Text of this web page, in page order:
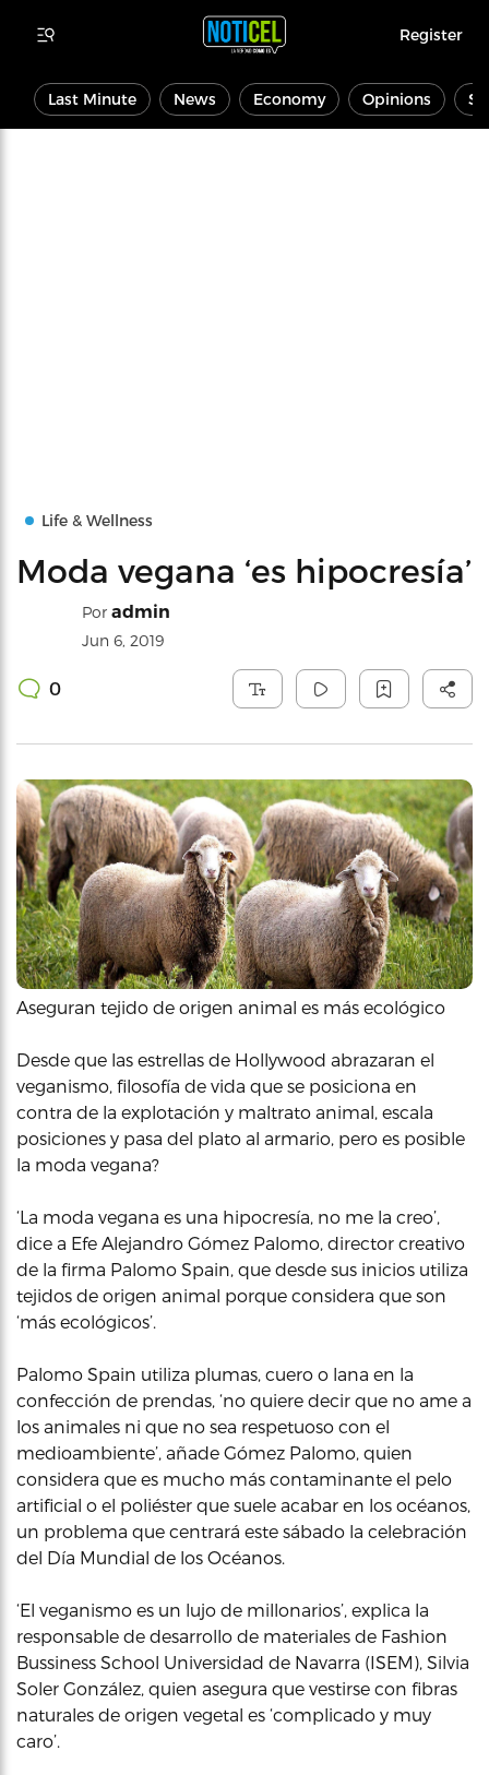
Register
Last Minute News Economy Opinions
Life & Wellness
Moda vegana ‘es hipocresía’
Por admin
Jun 6, 2019
0
Aseguran tejido de origen animal es más ecológico
Desde que las estrellas de Hollywood abrazaran el
veganismo, filosofía de vida que se posiciona en
contra de la explotación y maltrato animal, escala
posiciones y pasa del plato al armario, pero es posible
la moda vegana?
‘La moda vegana es una hipocresía, no me la creo’,
dice a Efe Alejandro Gómez Palomo, director creativo
de la firma Palomo Spain, que desde sus inicios utiliza
tejidos de origen animal porque considera que son
‘más ecológicos’.
Palomo Spain utiliza plumas, cuero o lana en la
confección de prendas, ‘no quiere decir que no ame a
los animales ni que no sea respetuoso con el
medioambiente’, añade Gómez Palomo, quien
considera que es mucho más contaminante el pelo
artificial o el poliéster que suele acabar en los océanos,
un problema que centrará este sábado la celebración
del Día Mundial de los Océanos.
‘El veganismo es un lujo de millonarios’, explica la
responsable de desarrollo de materiales de Fashion
Bussiness School Universidad de Navarra (ISEM), Silvia
Soler González, quien asegura que vestirse con fibras
naturales de origen vegetal es ‘complicado y muy
caro’.